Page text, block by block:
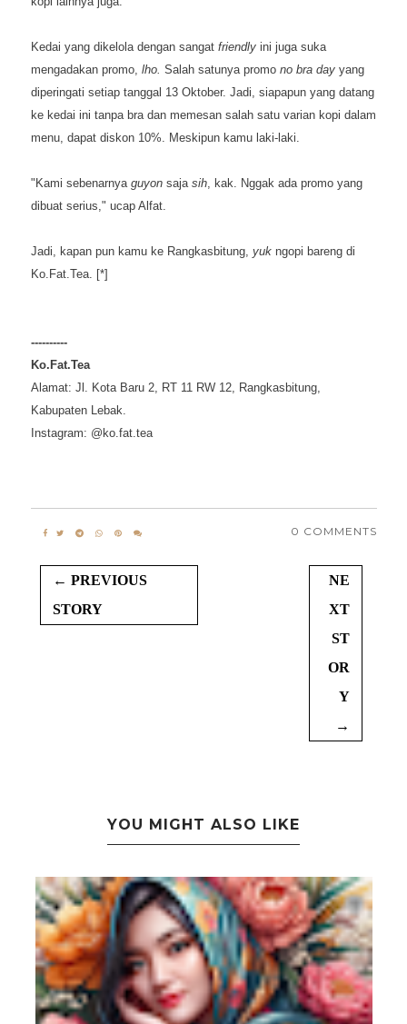
Kedai yang dikelola dengan sangat friendly ini juga suka
mengadakan promo, lho. Salah satunya promo no bra day yang
diperingati setiap tanggal 13 Oktober. Jadi, siapapun yang datang
ke kedai ini tanpa bra dan memesan salah satu varian kopi dalam
menu, dapat diskon 10%. Meskipun kamu laki-laki.
"Kami sebenarnya guyon saja sih , kak. Nggak ada promo yang
dibuat serius," ucap Alfat.
Jadi, kapan pun kamu ke Rangkasbitung, yuk ngopi bareng di
Ko.Fat.Tea. [*]
----------
Ko.Fat.Tea
Alamat: Jl. Kota Baru 2, RT 11 RW 12, Rangkasbitung,
Kabupaten Lebak.
Instagram: @ko.fat.tea
0 COMMENTS
← PREVIOUS
STORY
NE
XT
ST
OR
Y
→
YOU MIGHT ALSO LIKE